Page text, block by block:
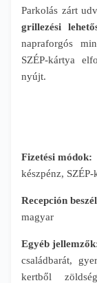
Parkolás zárt
grillezési
napraforgós
SZÉP-kártya
nyújt.
Fizetési módok:
készpénz, SZÉP-
Recepción
magyar
Egyéb
családbarát,
kertből